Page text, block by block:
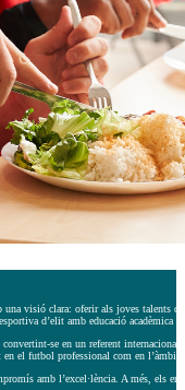
visió clara: oferir als joves talents
d’elit amb educació acadèmica
convertint-se en un referent
en el futbol professional com en l’àmbit
amb l’excel·lència. A més, els